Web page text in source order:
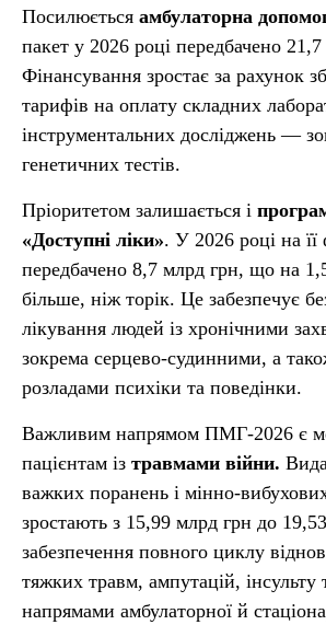
Посилюється амбулаторна
пакет у 2026 році передбачено
Фінансування зростає за рахунок
тарифів на оплату складних
інструментальних досліджень —
генетичних тестів.
Пріоритетом залишається і
«Доступні ліки». У 2026 році на її
передбачено 8,7 млрд грн, що на
більше, ніж торік. Це забезпечує
лікування людей із хронічними
зокрема серцево-судинними, а
розладами психіки та поведінки.
Важливим напрямом ПМГ-2026 є
пацієнтам із травмами війни.
важких поранень і мінно-
зростають з 15,99 млрд грн до
забезпечення повного циклу
тяжких травм, ампутацій, інсульту
напрямами амбулаторної й